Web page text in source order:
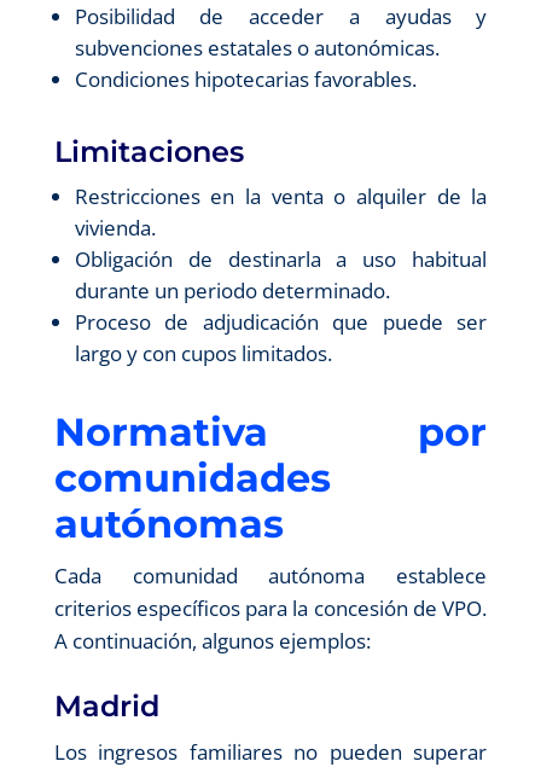
Posibilidad de acceder a ayudas y
subvenciones estatales o autonómicas.
Condiciones hipotecarias favorables.
Limitaciones
Restricciones en la venta o alquiler de la
vivienda.
Obligación de destinarla a uso habitual
durante un periodo determinado.
Proceso de adjudicación que puede ser
largo y con cupos limitados.
Normativa por
comunidades
autónomas
Cada comunidad autónoma establece
criterios específicos para la concesión de VPO.
A continuación, algunos ejemplos:
Madrid
Los ingresos familiares no pueden superar